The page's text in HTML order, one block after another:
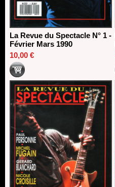
La Revue du Spectacle N° 1 -
Février Mars 1990
10,00 €